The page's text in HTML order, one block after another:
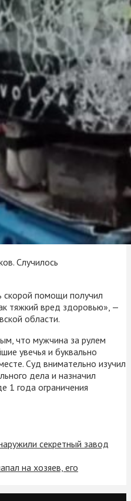
Случилось
скорой помощи получил
тяжкий вред здоровью», —
области.
что мужчина за рулем
увечья и буквально
Суд внимательно изучил
дела и назначил
1 года ограничения
секретный завод
на хозяев, его